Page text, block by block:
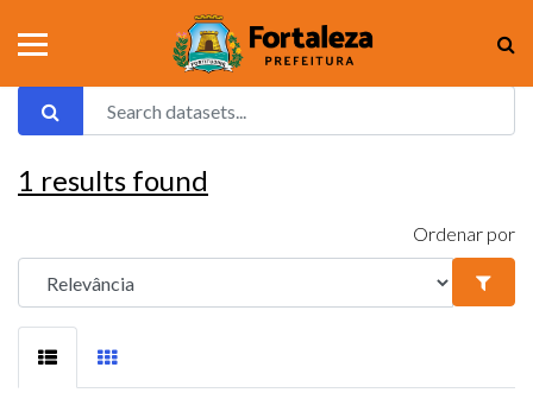
1 results found
Ordenar por